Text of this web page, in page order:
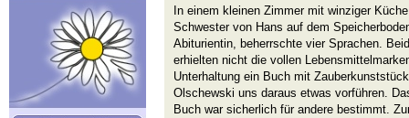
In einem kleinen Zimmer mit winziger
Schwester von Hans auf dem
Abiturientin, beherrschte vier Sprachen.
erhielten nicht die vollen
Unterhaltung ein Buch mit
Olschewski uns daraus etwas vorführen.
Buch war sicherlich für andere bestimmt.